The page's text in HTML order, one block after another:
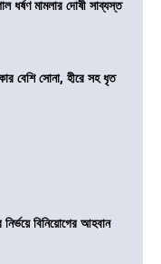
ধর্ষণ মামলার দোষী সাব্যস্ত
বেশি সোনা, হীরে সহ ধৃত
বিনিয়োগের আহবান